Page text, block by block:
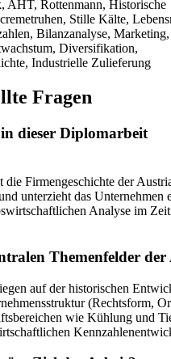
AHT, Rottenmann, Historische
Stille Kälte,
Bilanzanalyse,
Diversifikation,
Industrielle Zulieferung
Fragen
dieser Diplomarbeit
die Firmengeschichte der
unterzieht das Unternehmen
Analyse im
Themenfelder der
auf der historischen
(Rechtsform,
wie Kühlung und